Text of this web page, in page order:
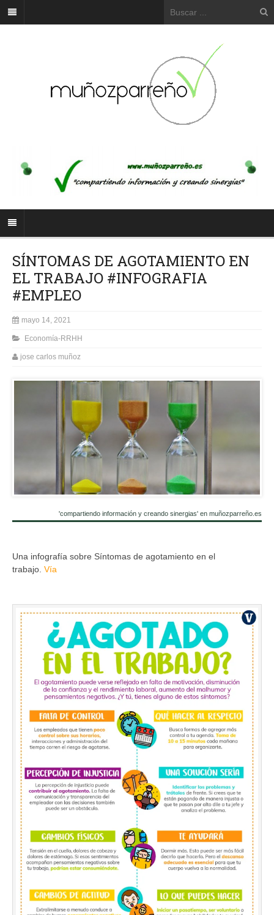
SÍNTOMAS DE AGOTAMIENTO EN
EL TRABAJO #INFOGRAFIA
#EMPLEO
mayo 14, 2021
Economía-RRHH
jose carlos muñoz
'compartiendo información y creando sinergias' en muñozparreño.es
Una infografía sobre Síntomas de agotamiento en el
trabajo. Vía